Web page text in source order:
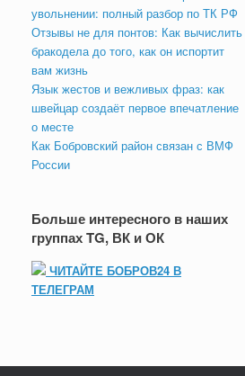
увольнении: полный разбор по ТК РФ
Отзывы не для понтов: Как вычислить
бракодела до того, как он испортит
вам жизнь
Язык жестов и вежливых фраз: как
швейцар создаёт первое впечатление
о месте
Как Бобровский район связан с ВМФ
России
Больше интересного в наших
группах TG, ВК и ОК
ЧИТАЙТЕ БОБРОВ24 В
ТЕЛЕГРАМ